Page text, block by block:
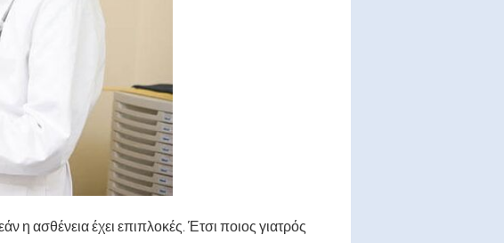
η ασθένεια έχει επιπλοκές. Έτσι ποιος γιατρός